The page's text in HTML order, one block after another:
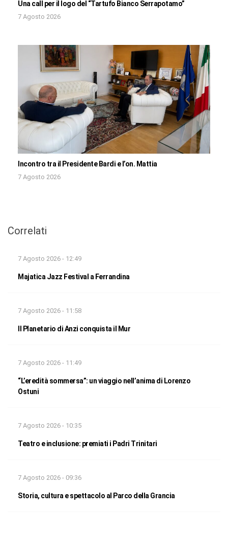
Una call per il logo del “Tartufo Bianco Serrapotamo”
7 Agosto 2026
Incontro tra il Presidente Bardi e l’on. Mattia
7 Agosto 2026
Correlati
7 Agosto 2026 - 12:49
Majatica Jazz Festival a Ferrandina
7 Agosto 2026 - 11:58
Il Planetario di Anzi conquista il Mur
7 Agosto 2026 - 11:49
“L’eredità sommersa”: un viaggio nell’anima di Lorenzo
Ostuni
7 Agosto 2026 - 10:35
Teatro e inclusione: premiati i Padri Trinitari
7 Agosto 2026 - 09:36
Storia, cultura e spettacolo al Parco della Grancia